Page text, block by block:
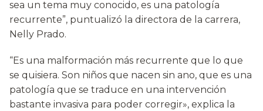
sea un tema muy conocido, es una patología
recurrente”, puntualizó la directora de la carrera,
Nelly Prado.
“Es una malformación más recurrente que lo que
se quisiera. Son niños que nacen sin ano, que es una
patología que se traduce en una intervención
bastante invasiva para poder corregir», explica la